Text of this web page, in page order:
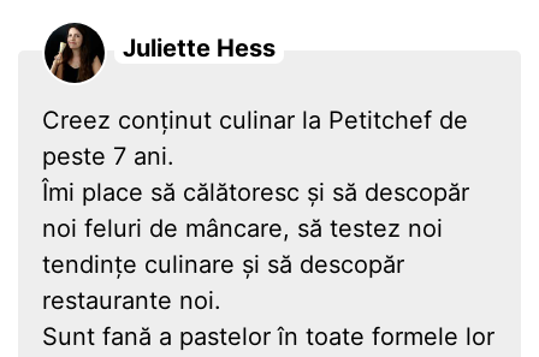
Juliette Hess
Creez conținut culinar la Petitchef de
peste 7 ani.
Îmi place să călătoresc și să descopăr
noi feluri de mâncare, să testez noi
tendințe culinare și să descopăr
restaurante noi.
Sunt fană a pastelor în toate formele lor